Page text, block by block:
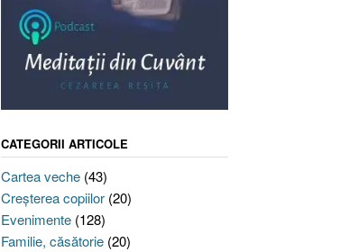
CATEGORII ARTICOLE
Cartea veche(43)
Creşterea copiilor(20)
Evenimente(128)
Familie, căsătorie(20)